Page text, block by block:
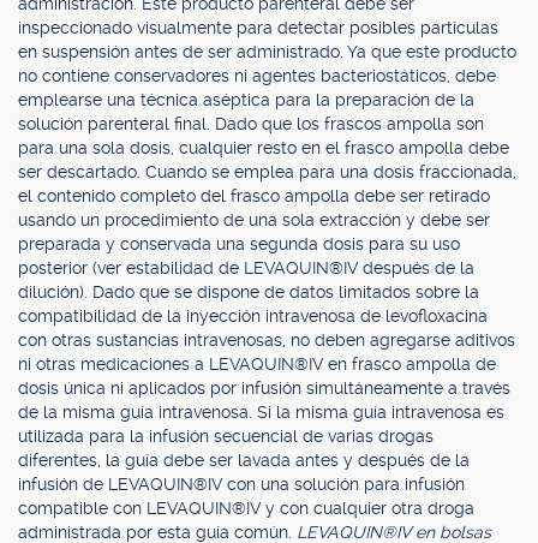
inspeccionado visualmente para detectar posibles partículas
en suspensión antes de ser administrado. Ya que este producto
no contiene conservadores ni agentes bacteriostáticos, debe
emplearse una técnica aséptica para la preparación de la
solución parenteral final. Dado que los frascos ampolla son
para una sola dosis, cualquier resto en el frasco ampolla debe
ser descartado. Cuando se emplea para una dosis fraccionada,
el contenido completo del frasco ampolla debe ser retirado
usando un procedimiento de una sola extracción y debe ser
preparada y conservada una segunda dosis para su uso
posterior (ver estabilidad de LEVAQUIN®IV después de la
dilución). Dado que se dispone de datos limitados sobre la
compatibilidad de la inyección intravenosa de levofloxacina
con otras sustancias intravenosas, no deben agregarse aditivos
ni otras medicaciones a LEVAQUIN®IV en frasco ampolla de
dosis única ni aplicados por infusión simultáneamente a través
de la misma guía intravenosa. Si la misma guía intravenosa es
utilizada para la infusión secuencial de varias drogas
diferentes, la guía debe ser lavada antes y después de la
infusión de LEVAQUIN®IV con una solución para infusión
compatible con LEVAQUIN®IV y con cualquier otra droga
administrada por esta guía común. LEVAQUIN®IV en bolsas